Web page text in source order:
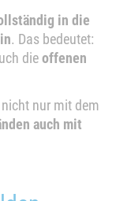
in die
. Das bedeutet:
dieoffenen
nur mit dem
auch mit